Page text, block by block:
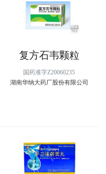
复方石韦颗粒
国药准字Z20060235
湖南华纳大药厂股份有限公司